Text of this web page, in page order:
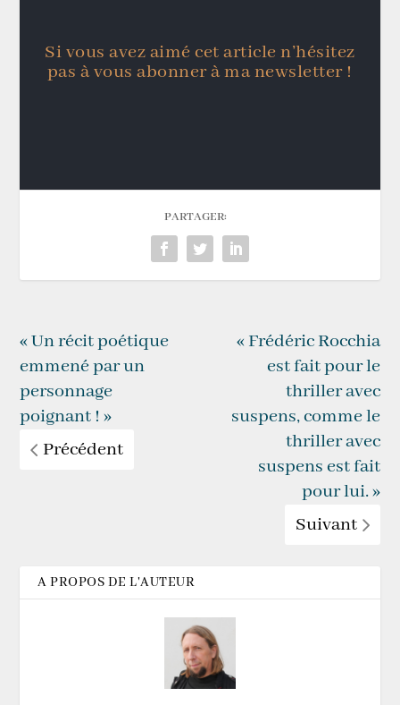
Si vous avez aimé cet article n’hésitez
pas à vous abonner à ma newsletter !
PARTAGER:
« Un récit poétique
emmené par un
personnage
poignant ! »
Précédent
« Frédéric Rocchia
est fait pour le
thriller avec
suspens, comme le
thriller avec
suspens est fait
pour lui. »
Suivant
A PROPOS DE L'AUTEUR